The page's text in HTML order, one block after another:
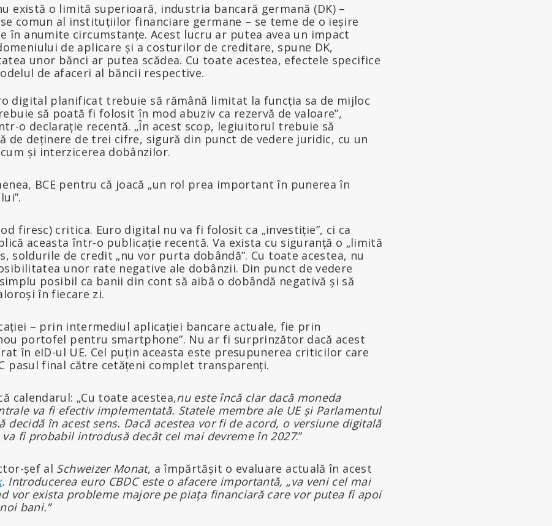
există o limită superioară, industria bancară germană (DK) –
comun al instituțiilor financiare germane – se teme de o ieșire
în anumite circumstanțe. Acest lucru ar putea avea un impact
de aplicare și a costurilor de creditare, spune DK,
unor bănci ar putea scădea. Cu toate acestea, efectele specifice
de afaceri al băncii respective.
digital planificat trebuie să rămână limitat la funcția sa de mijloc
să poată fi folosit în mod abuziv ca rezervă de valoare”,
o declarație recentă. „În acest scop, legiuitorul trebuie să
de deținere de trei cifre, sigură din punct de vedere juridic, cu un
și interzicerea dobânzilor.
BCE pentru că joacă „un rol prea important în punerea în
firesc) critica. Euro digital nu va fi folosit ca „investiție”, ci ca
aceasta într-o publicație recentă. Va exista cu siguranță o „limită
soldurile de credit „nu vor purta dobândă”. Cu toate acestea, nu
unor rate negative ale dobânzii. Din punct de vedere
posibil ca banii din cont să aibă o dobândă negativă și să
în fiecare zi.
– prin intermediul aplicației bancare actuale, fie prin
portofel pentru smartphone”. Nu ar fi surprinzător dacă acest
în eID-ul UE. Cel puțin aceasta este presupunerea criticilor care
pasul final către cetățeni complet transparenți.
calendarul: „Cu toate acestea,nu este încă clar dacă moneda
va fi efectiv implementată. Statele membre ale UE și Parlamentul
decidă în acest sens. Dacă acestea vor fi de acord, o versiune digitală
fi probabil introdusă decât cel mai devreme în 2027.”
șef al Schweizer Monat, a împărtășit o evaluare actuală în acest
. Introducerea euro CBDC este o afacere importantă, „va veni cel mai
vor exista probleme majore pe piața financiară care vor putea fi apoi
bani.”